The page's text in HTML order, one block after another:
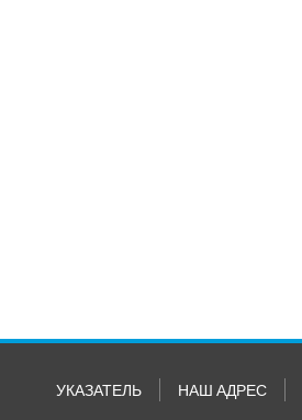
УКАЗАТЕЛЬ НАШ АДРЕС